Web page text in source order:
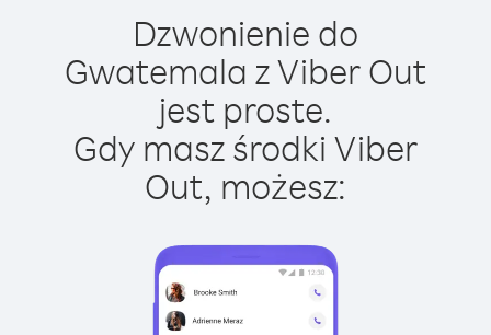
Dzwonienie do
Gwatemala z Viber Out
jest proste.
Gdy masz środki Viber
Out, możesz: